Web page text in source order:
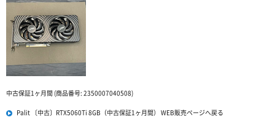
中古保証1ヶ月間 (商品番号: 2350007040508)
Palit 〔中古〕RTX5060Ti 8GB（中古保証1ヶ月間） WEB販売ページへ戻る